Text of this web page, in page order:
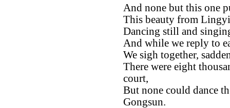
And none but this one
This beauty from
Dancing still and
And while we reply to
We sigh together,
There were eight
court,
But none could dance
Gongsun.